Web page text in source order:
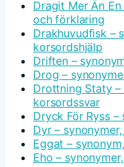
Dragit Mer Än
och förklaring
Drakhuvudfisk –
korsordshjälp
Driften –
Drog –
Drottning Staty
korsordssvar
Dryck För Ryss
Dyr –
Eggat –
Eho –